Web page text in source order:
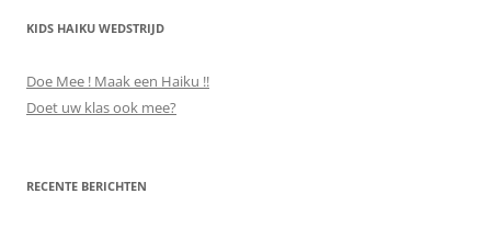
KIDS HAIKU WEDSTRIJD
Doe Mee ! Maak een Haiku !!
Doet uw klas ook mee?
RECENTE BERICHTEN